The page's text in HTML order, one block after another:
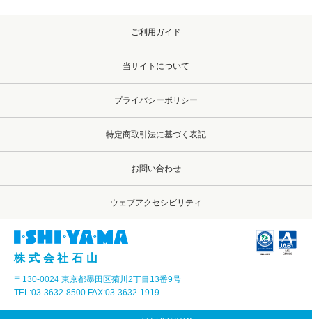
ご利用ガイド
当サイトについて
プライバシーポリシー
特定商取引法に基づく表記
お問い合わせ
ウェブアクセシビリティ
株式会社石山
〒130-0024 東京都墨田区菊川2丁目13番9号
TEL:03-3632-8500 FAX:03-3632-1919